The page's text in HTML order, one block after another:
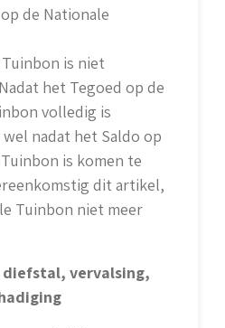
de Nationale
is niet
het Tegoed op de
volledig is
nadat het Saldo op
is komen te
dit artikel,
Tuinbon niet meer
vervalsing,